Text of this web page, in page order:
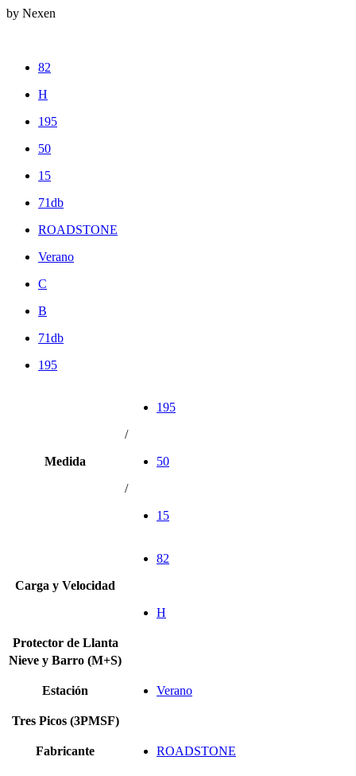
by Nexen
82
H
195
50
15
71db
ROADSTONE
Verano
C
B
71db
195
Medida
195
/
50
/
15
Carga y Velocidad
82
H
Protector de Llanta
Nieve y Barro (M+S)
Estación Verano
Tres Picos (3PMSF)
Fabricante ROADSTONE